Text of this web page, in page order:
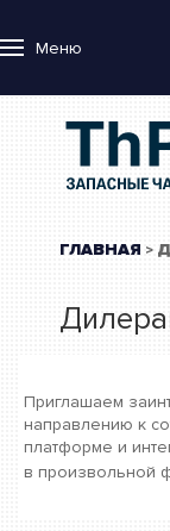
Меню
ГЛАВНАЯ >
Приглашаем
направлению к
платформе и
в произвольной